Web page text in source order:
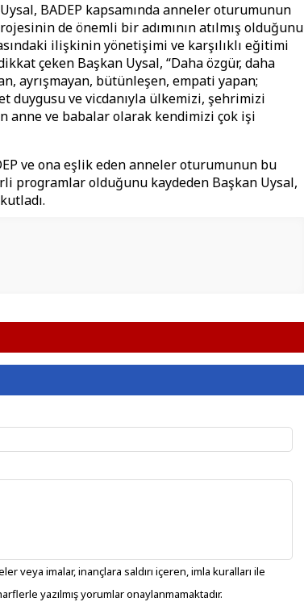
BADEP kapsamında anneler oturumunun
de önemli bir adımının atılmış olduğunu
ilişkinin yönetişimi ve karşılıklı eğitimi
çeken Başkan Uysal, “Daha özgür, daha
ayrışmayan, bütünleşen, empati yapan;
duygusu ve vicdanıyla ülkemizi, şehrimizi
anne ve babalar olarak kendimizi çok işi
ve ona eşlik eden anneler oturumunun bu
programlar olduğunu kaydeden Başkan Uysal,
veya imalar, inançlara saldırı içeren, imla kuralları ile
yazılmış yorumlar onaylanmamaktadır.